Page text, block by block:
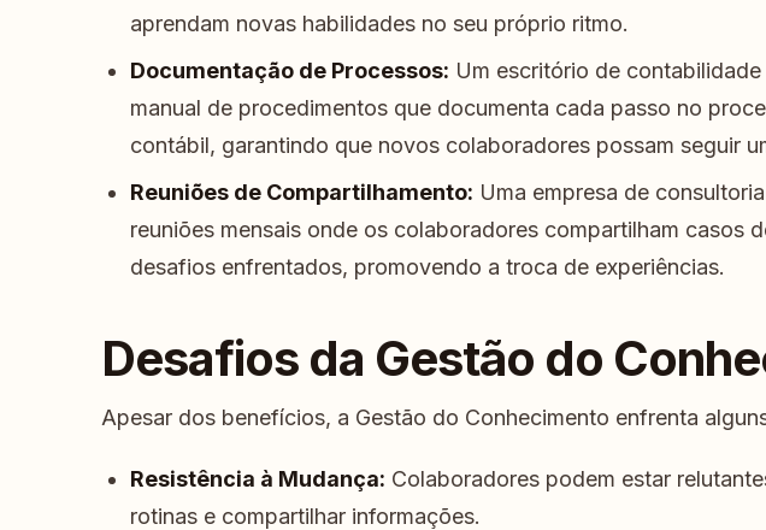
aprendam novas habilidades no seu próprio ritmo.
Documentação de Processos: Um escritório de
manual de procedimentos que documenta cada passo no
contábil, garantindo que novos colaboradores possam seguir
Reuniões de Compartilhamento: Uma empresa de
reuniões mensais onde os colaboradores compartilham casos
desafios enfrentados, promovendo a troca de experiências.
Desafios da Gestão do
Apesar dos benefícios, a Gestão do Conhecimento enfrenta
Resistência à Mudança: Colaboradores podem estar
rotinas e compartilhar informações.